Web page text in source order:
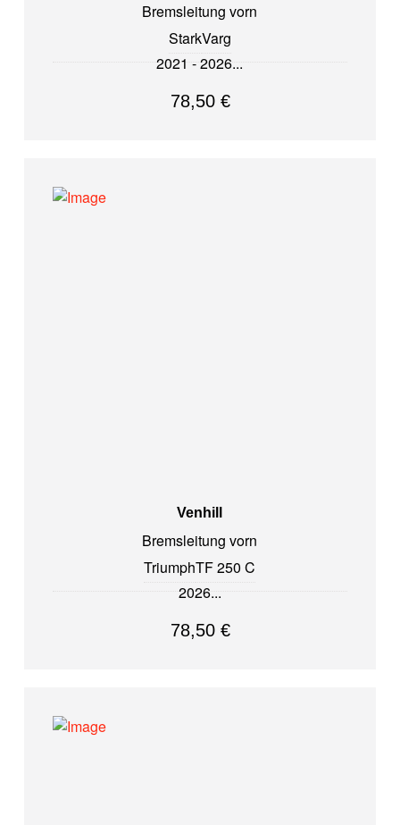
Bremsleitung vorn
StarkVarg
2021 - 2026
78,50 €
Venhill
Bremsleitung vorn
TriumphTF 250 C
2026
78,50 €